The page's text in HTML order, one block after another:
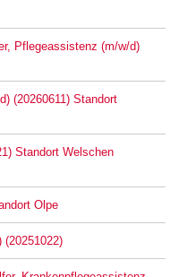
Pflegeassistenz (m/w/d)
(20260611) Standort
Standort Welschen
Olpe
(20251022)